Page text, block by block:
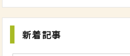
新着記事